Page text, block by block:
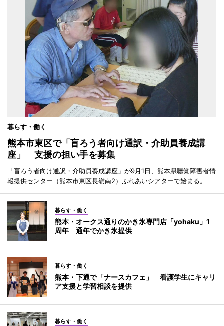
暮らす・働く
熊本市東区で「盲ろう者向け通訳・介助員養成講
座」 支援の担い手を募集
「盲ろう者向け通訳・介助員養成講座」が9月1日、熊本県聴覚障害者情
報提供センター（熊本市東区長嶺南2）ふれあいシアターで始まる。
暮らす・働く
熊本・オークス通りのかき氷専門店「yohaku」1
周年 通年でかき氷提供
暮らす・働く
熊本・下通で「ナースカフェ」 看護学生にキャリ
ア支援と学習相談を提供
暮らす・働く